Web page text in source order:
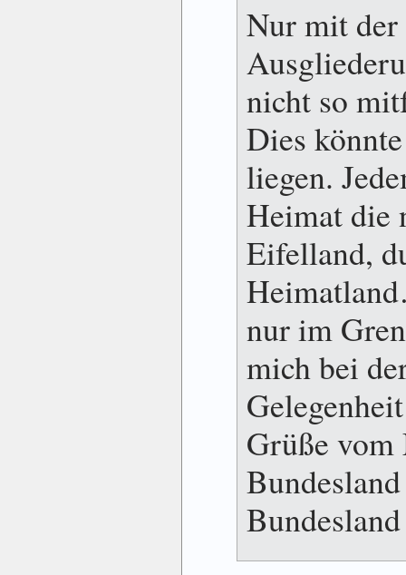
Nur mit
nicht so
Dies
liegen.
Heimat die
Eifelland,
nur im
mich bei
Grüße vom